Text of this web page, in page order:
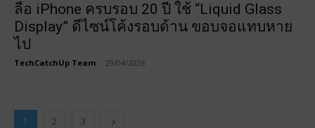
ลือ iPhone ครบรอบ 20 ปี ใช้ “Liquid Glass
Display” ดีไซน์โค้งรอบด้าน ขอบจอแทบหาย
ไป
TechCatchUp Team 29/04/2026
1 2 3